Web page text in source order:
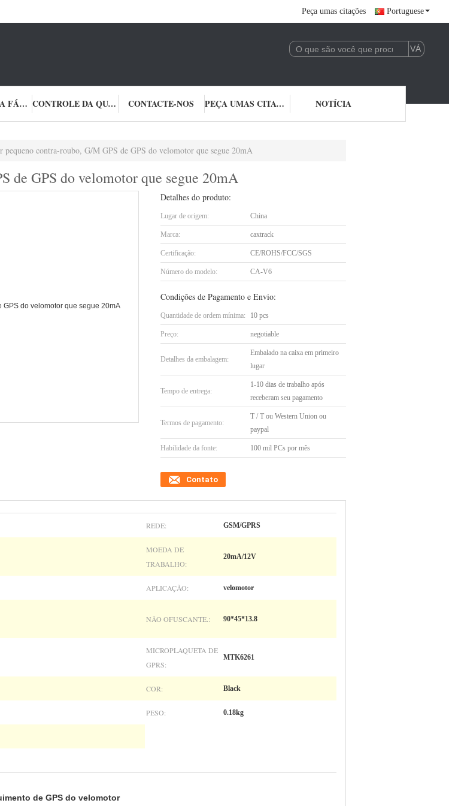
Peça umas citações Portuguese
EXCURSÃO DA FÁBRICA CONTROLE DA QUALIDADE CONTACTE-NOS PEÇA UMAS CITAÇÕES NOTÍCIA
pequeno contra-roubo, G/M GPS de GPS do velomotor que segue 20mA
de GPS do velomotor que segue 20mA
Detalhes do produto:
Lugar de origem: China
Marca: caxtrack
Certificação: CE/ROHS/FCC/SGS
Número do modelo: CA-V6
Condições de Pagamento e Envio:
Quantidade de ordem mínima: 10 pcs
Preço: negotiable
Detalhes da embalagem:
Embalado na caixa em primeiro
lugar
Tempo de entrega:
1-10 dias de trabalho após
receberam seu pagamento
Termos de pagamento:
T / T ou Western Union ou
paypal
Habilidade da fonte: 100 mil PCs por mês
Contato
REDE: GSM/GPRS
MOEDA DE
TRABALHO:
20mA/12V
APLICAÇÃO: velomotor
NÃO OFUSCANTE.: 90*45*13.8
MICROPLAQUETA DE
GPRS:
MTK6261
COR: Black
PESO: 0.18kg
de GPS do velomotor